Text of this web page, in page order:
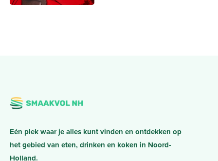
Eén plek waar je alles kunt vinden en ontdekken op
het gebied van eten, drinken en koken in Noord-
Holland.